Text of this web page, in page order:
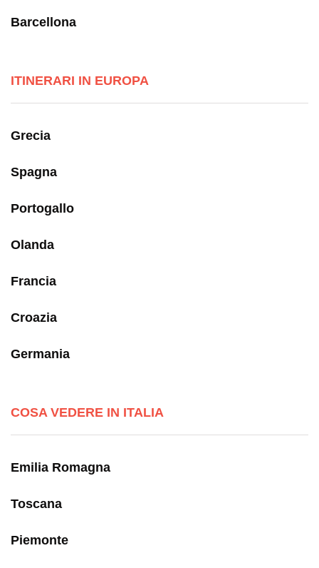
Barcellona
ITINERARI IN EUROPA
Grecia
Spagna
Portogallo
Olanda
Francia
Croazia
Germania
COSA VEDERE IN ITALIA
Emilia Romagna
Toscana
Piemonte